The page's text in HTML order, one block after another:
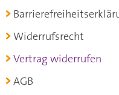
Widerrufsrecht
Vertrag widerrufen
AGB